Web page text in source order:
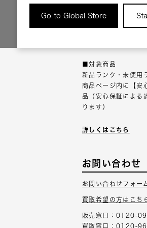
Go to Global Store返品について
■対象商品
新品ランク・未使用
商品ページ内に【安
品（安心保証による
ります）
詳しくはこちら
お問い合わせ
お問い合わせフォ
買取希望の方はこち
販売窓口：0120-
買取窓口：0120-